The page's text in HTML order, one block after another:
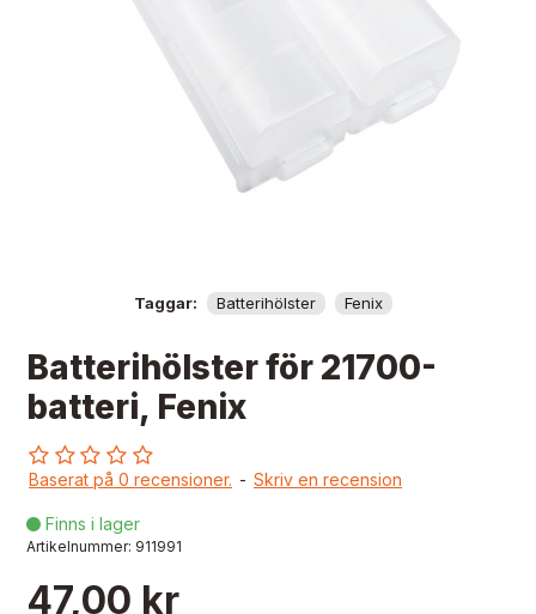
Taggar: Batterihölster Fenix
Batterihölster för 21700-
batteri, Fenix
Baserat på 0 recensioner. - Skriv en recension
47,00 kr
 Finns i lager
Artikelnummer: 911991